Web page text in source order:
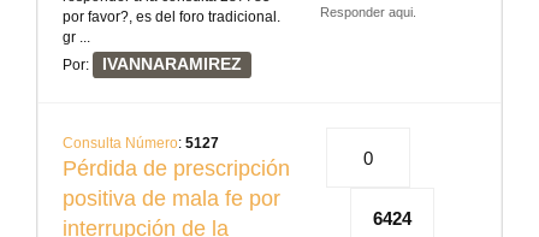
por favor?, es del foro tradicional.
gr ...
Por:
IVANNARAMIREZ
Responder aqui.
Consulta Número: 5127
Pérdida de prescripción
positiva de mala fe por
interrupción de la
0
6424